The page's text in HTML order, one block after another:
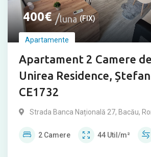
400€ luna (FIX)
Apartamente
Apartament 2 Camere
Unirea Residence, Ștefan
CE1732
Strada Banca Națională 27, Bacău,
2 Camere 44 Util/m²